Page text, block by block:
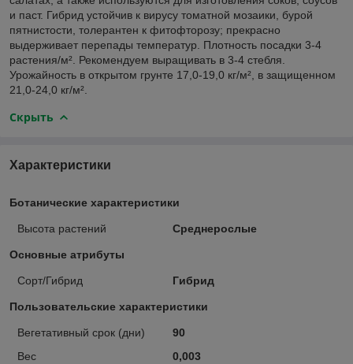
и паст. Гибрид устойчив к вирусу томатной мозаики, бурой
пятнистости, толерантен к фитофторозу; прекрасно
выдерживает перепады температур. Плотность посадки 3-4
растения/м². Рекомендуем выращивать в 3-4 стебля.
Урожайность в открытом грунте 17,0-19,0 кг/м², в защищенном
21,0-24,0 кг/м².
Скрыть
Характеристики
Ботанические характеристики
Высота растений Среднерослые
Основные атрибуты
Сорт/Гибрид Гибрид
Пользовательские характеристики
Вегетативный срок (дни)
90
Вес
0,003